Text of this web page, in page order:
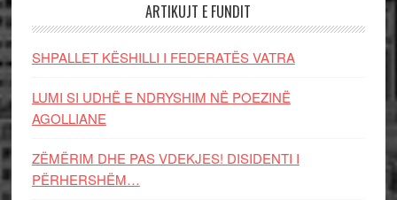
ARTIKUJT E FUNDIT
SHPALLET KËSHILLI I FEDERATËS VATRA
LUMI SI UDHË E NDRYSHIM NË POEZINË
AGOLLIANE
ZËMËRIM DHE PAS VDEKJES! DISIDENTI I
PËRHERSHËM…